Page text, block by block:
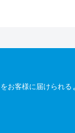
お客様に届けられる